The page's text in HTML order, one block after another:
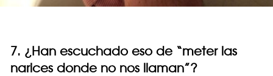
7. ¿Han escuchado eso de “meter las
narices donde no nos llaman”?